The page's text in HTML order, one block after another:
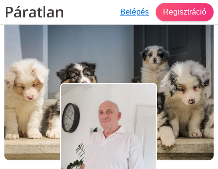
Belépés Regisztráció
Társkereső Zalaegerszeg
Péter, 70 éves, férfi